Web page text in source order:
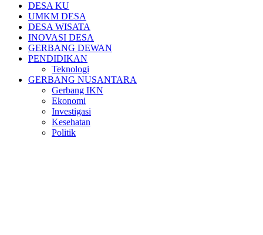
DESA KU
UMKM DESA
DESA WISATA
INOVASI DESA
GERBANG DEWAN
PENDIDIKAN
Teknologi
GERBANG NUSANTARA
Gerbang IKN
Ekonomi
Investigasi
Kesehatan
Politik